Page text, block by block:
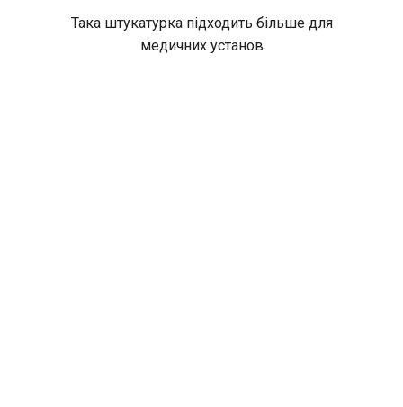
Така штукатурка підходить більше для
медичних установ